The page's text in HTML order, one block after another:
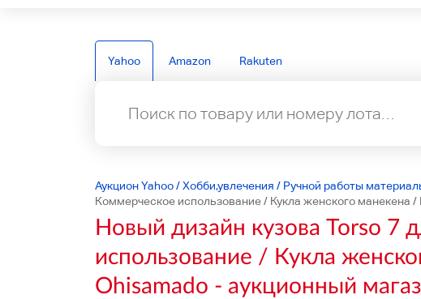
Yahoo Amazon Rakuten
Аукцион Yahoo/Хобби,увлечения / Ручной работы
Коммерческое использование / Кукла женского манекена
Новый дизайн кузова Torso 7
использование / Кукла
Ohisamado - аукционный